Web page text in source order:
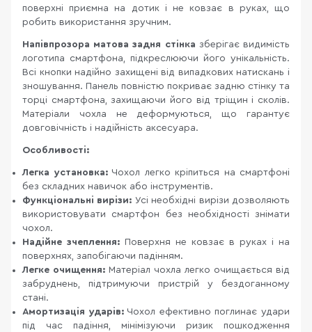
поверхні приємна на дотик і не ковзає в руках, що
робить використання зручним.
Напівпрозора матова задня стінка зберігає видимість
логотипа смартфона, підкреслюючи його унікальність.
Всі кнопки надійно захищені від випадкових натискань і
зношування. Панель повністю покриває задню стінку та
торці смартфона, захищаючи його від тріщин і сколів.
Матеріали чохла не деформуються, що гарантує
довговічність і надійність аксесуара.
Особливості:
Легка установка:Чохол легко кріпиться на смартфоні
без складних навичок або інструментів.
Функціональні вирізи: Усі необхідні вирізи дозволяють
використовувати смартфон без необхідності знімати
чохол.
Надійне зчеплення: Поверхня не ковзає в руках і на
поверхнях, запобігаючи падінням.
Легке очищення: Матеріал чохла легко очищається від
забруднень, підтримуючи пристрій у бездоганному
стані.
Амортизація ударів:Чохол ефективно поглинає удари
під час падіння, мінімізуючи ризик пошкодження